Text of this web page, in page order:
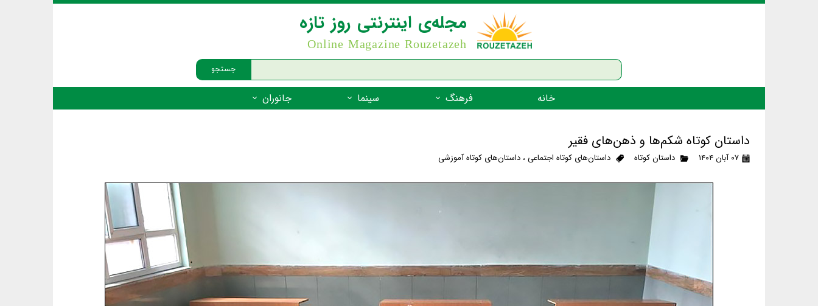
جستجو
مجله‌ی اینترنتی روز تازه
Online Magazine Rouzetazeh
خانه فرهنگ
شعر فارسی
سینما جانوران
جانوران مهره‌دار - فهرست‌ها
داستان کوتاه شکم‌ها و ذهن‌های فقیر
۰۷ آبان ۱۴۰۴ داستان کوتاه داستان‌های کوتاه اجتماعی، داستان‌های کوتاه آموزشی